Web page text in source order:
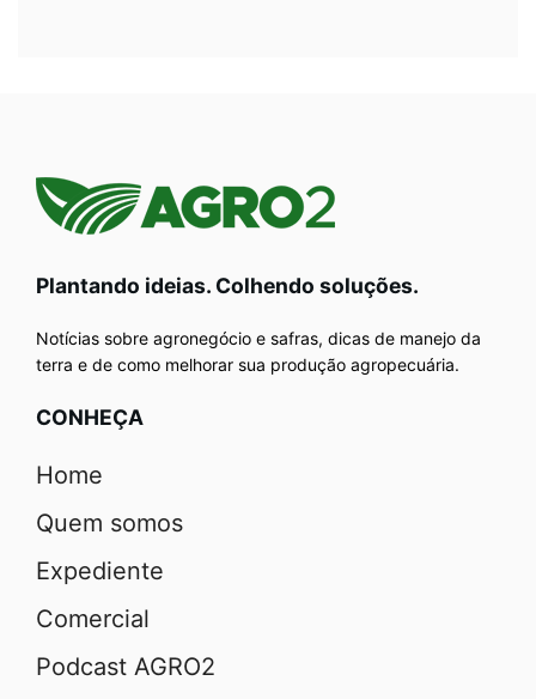
Plantando ideias. Colhendo soluções.
Notícias sobre agronegócio e safras, dicas de manejo da
terra e de como melhorar sua produção agropecuária.
CONHEÇA
Home
Quem somos
Expediente
Comercial
Podcast AGRO2